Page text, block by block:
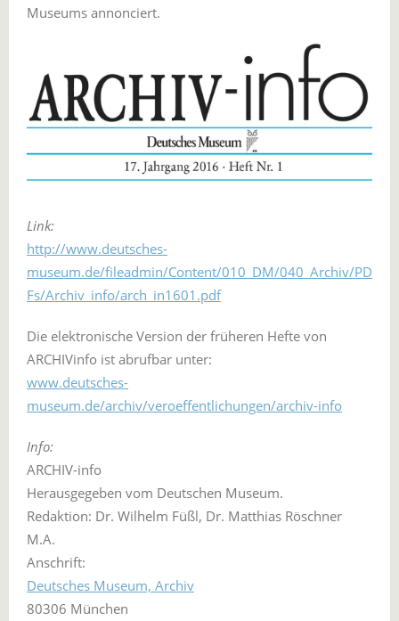
Museums annonciert.
Link:
http://www.deutsches-
museum.de/fileadmin/Content/010_DM/040_Archiv/PD
Fs/Archiv_info/arch_in1601.pdf
Die elektronische Version der früheren Hefte von
ARCHIVinfo ist abrufbar unter:
www.deutsches-
museum.de/archiv/veroeffentlichungen/archiv-info
Info:
ARCHIV-info
Herausgegeben vom Deutschen Museum.
Redaktion: Dr. Wilhelm Füßl, Dr. Matthias Röschner
M.A.
Anschrift:
Deutsches Museum, Archiv
80306 München